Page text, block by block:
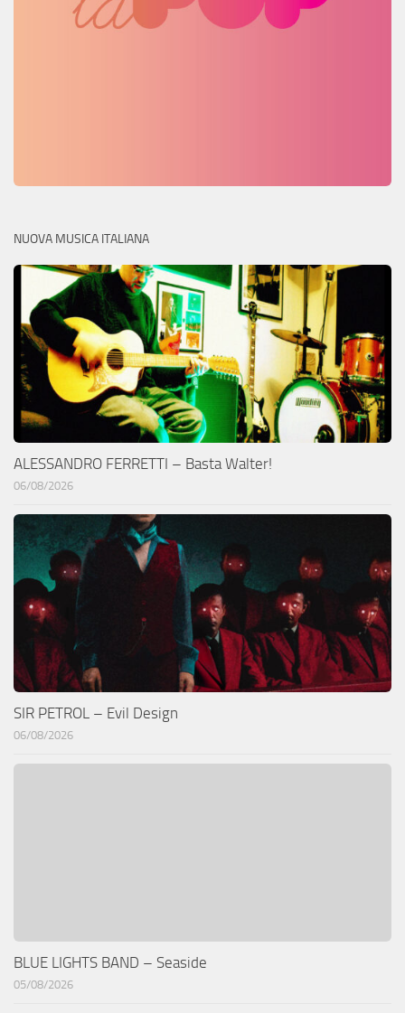
NUOVA MUSICA ITALIANA
ALESSANDRO FERRETTI – Basta Walter!
06/08/2026
SIR PETROL – Evil Design
06/08/2026
BLUE LIGHTS BAND – Seaside
05/08/2026